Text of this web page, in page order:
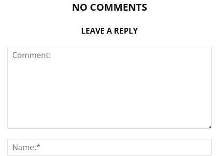
NO COMMENTS
LEAVE A REPLY